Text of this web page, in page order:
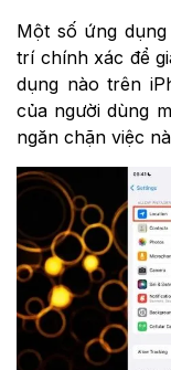
Một số ứng
trí chính xác để
dụng nào trên
của người dùng
ngăn chặn việc